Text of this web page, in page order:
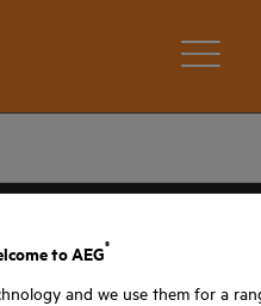
to AEG
®
and we use them for a